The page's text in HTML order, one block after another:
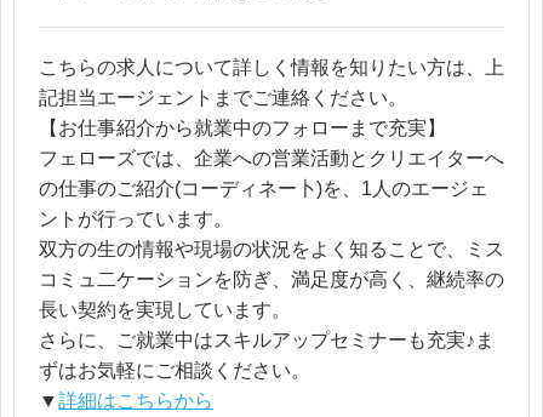
こちらの求人について詳しく情報を知りたい方は、上
記担当エージェントまでご連絡ください。
【お仕事紹介から就業中のフォローまで充実】
フェローズでは、企業への営業活動とクリエイターへ
の仕事のご紹介(コーディネー卜)を、1人のエージェ
ントが行っています。
双方の生の情報や現場の状況をよく知ることで、ミス
コミュ二ケーションを防ぎ、満足度が高く、継続率の
長い契約を実現しています。
さらに、ご就業中はスキルアップセミナーも充実♪ま
ずはお気軽にご相談ください。
▼詳細はこちらから